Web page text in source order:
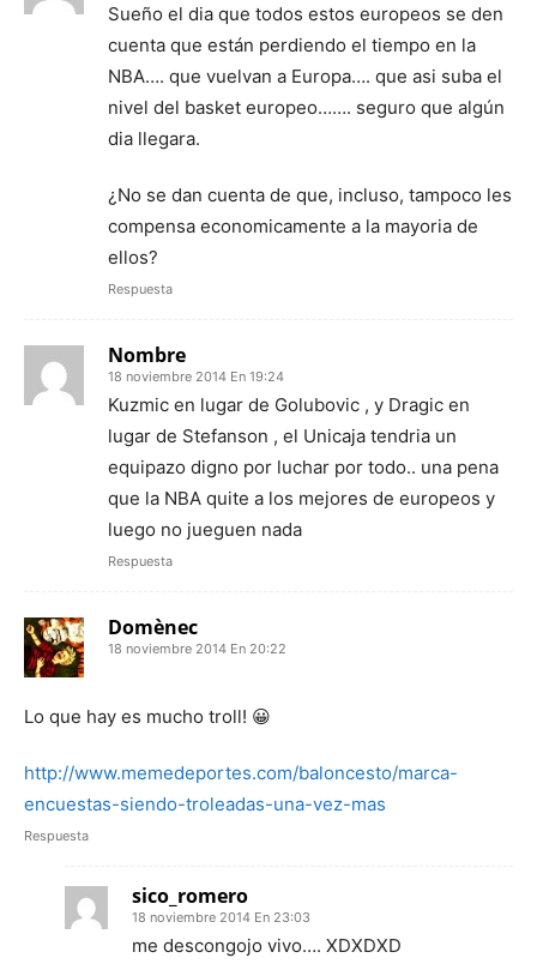
Sueño el dia que todos estos europeos se den
cuenta que están perdiendo el tiempo en la
NBA…. que vuelvan a Europa…. que asi suba el
nivel del basket europeo……. seguro que algún
dia llegara.
¿No se dan cuenta de que, incluso, tampoco les
compensa economicamente a la mayoria de
ellos?
Respuesta
Nombre
18 noviembre 2014 En 19:24
Kuzmic en lugar de Golubovic , y Dragic en
lugar de Stefanson , el Unicaja tendria un
equipazo digno por luchar por todo.. una pena
que la NBA quite a los mejores de europeos y
luego no jueguen nada
Respuesta
Domènec
18 noviembre 2014 En 20:22
Lo que hay es mucho troll! 😀
http://www.memedeportes.com/baloncesto/marca-
encuestas-siendo-troleadas-una-vez-mas
Respuesta
sico_romero
18 noviembre 2014 En 23:03
me descongojo vivo…. XDXDXD